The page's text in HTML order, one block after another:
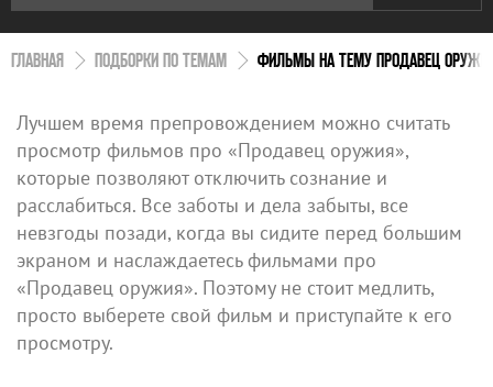
ГЛАВНАЯ ПОДБОРКИ ПО ТЕМАМ ФИЛЬМЫ НА ТЕМУ ПРОДАВЕЦ
Лучшем время препровождением можно считать
просмотр фильмов про «Продавец оружия»,
которые позволяют отключить сознание и
расслабиться. Все заботы и дела забыты, все
невзгоды позади, когда вы сидите перед большим
экраном и наслаждаетесь фильмами про
«Продавец оружия». Поэтому не стоит медлить,
просто выберете свой фильм и приступайте к его
просмотру.